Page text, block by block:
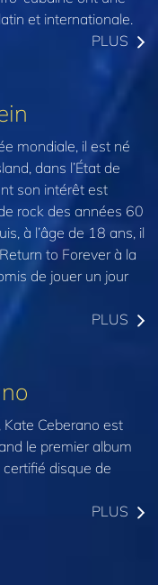
et internationale.
PLUS
mondiale, il est né
dans l’État de
son intérêt est
rock des années 60
à l’âge de 18 ans, il
to Forever à la
de jouer un jour
PLUS
Kate Ceberano est
le premier album
disque de
PLUS